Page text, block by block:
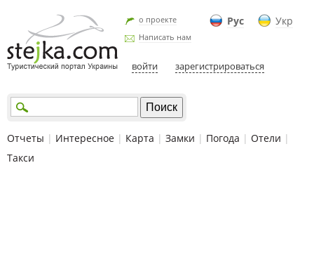
Рус Укр
о проекте
Написать нам
войти зарегистрироваться
Отчеты | Интересное | Карта | Замки | Погода | Отели |
Такси